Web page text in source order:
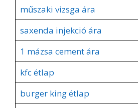
műszaki vizsga ára
saxenda injekció ára
1 mázsa cement ára
kfc étlap
burger king étlap